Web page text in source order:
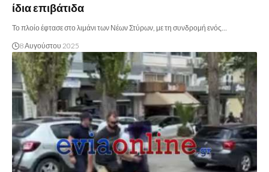
ίδια επιβάτιδα
Το πλοίο έφτασε στο λιμάνι των Νέων Στύρων, με τη συνδρομή ενός…
8 Αυγούστου 2025